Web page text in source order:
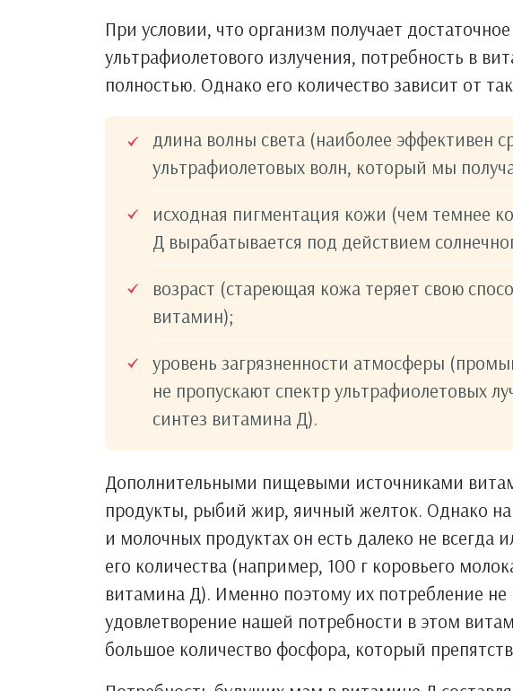
При условии, что организм получает
ультрафиолетового излучения, потребность в
полностью. Однако его количество зависит от
длина волны света (наиболее эффективен
ультрафиолетовых волн, который мы
исходная пигментация кожи (чем темнее
Д вырабатывается под действием
возраст (стареющая кожа теряет свою
витамин);
уровень загрязненности атмосферы
не пропускают спектр ультрафиолетовых
синтез витамина Д).
Дополнительными пищевыми источниками
продукты, рыбий жир, яичный желток. Однако на
и молочных продуктах он есть далеко не всегда
его количества (например, 100 г коровьего
витамина Д). Именно поэтому их потребление не
удовлетворение нашей потребности в этом
большое количество фосфора, который